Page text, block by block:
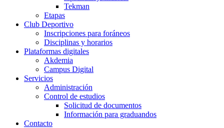
Tekman
Etapas
Club Deportivo
Inscripciones para foráneos
Disciplinas y horarios
Plataformas digitales
Akdemia
Campus Digital
Servicios
Administración
Control de estudios
Solicitud de documentos
Información para graduandos
Contacto